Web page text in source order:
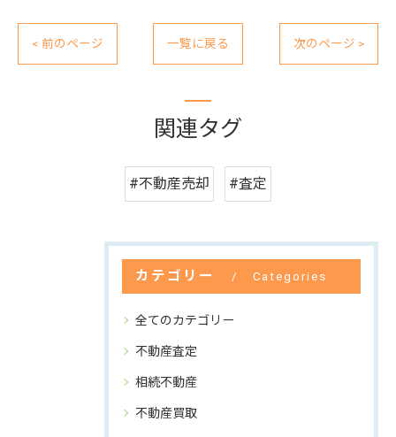
< 前のページ 一覧に戻る 次のページ >
関連タグ
#不動産売却 #査定
カテゴリー Categories
全てのカテゴリー
不動産査定
相続不動産
不動産買取